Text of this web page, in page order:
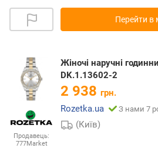
Перейти в
Продавець:
777Market
Жіночі наручні
DK.1.13602-2
2 938 грн.
Rozetka.ua
З нами 7
(Київ)